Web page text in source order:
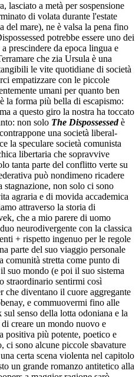
lasciato a metà per sospensione
di volata durante l'estate
del mare), ne è valsa la pena fino
potrebbe essere uno dei
prescindere da epoca lingua e
che zia Ursula è una
le vite quotidiane di società
empatizzare con le piccole
umani per quanto ben
la forma più bella di escapismo:
a questo giro la nostra ha toccato
non solo The Dispossessedè
una società liberal-
la speculare società comunista
libertaria che sopravvive
tanta parte del conflitto verte su
può nondimeno ricadere
stagnazione, non solo ci sono
agraria e di movida accademica
attraverso la storia di
che a mio parere di uomo
neurodivergente con la classica
+ rispetto ingenuo per le regole
parte del suo viaggio personale
comunità stretta come punto di
suo mondo (e poi il suo sistema
straordinario sentirmi così
che diventano il cuore aggregante
e commuovermi fino alle
senso della lotta odoniana e la
creare un mondo nuovo e
positiva più potente, poetico e
ci sono alcune piccole sbavature
certa scena violenta nel capitolo
un grande romanzo antitetico alla